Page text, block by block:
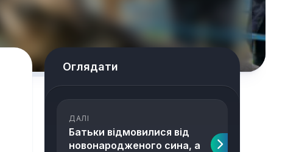
Оглядати
ДАЛІ
Батьки відмовилися від
новонародженого сина, а